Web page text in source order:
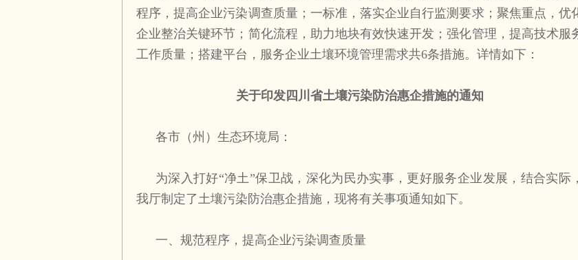
程序，提高企业污染调查质量；一标准，落实企业自行监测要求；聚焦重点，优
企业整治关键环节；简化流程，助力地块有效快速开发；强化管理，提高技术服
工作质量；搭建平台，服务企业土壤环境管理需求共6条措施。详情如下：
关于印发四川省土壤污染防治惠企措施的通知
各市（州）生态环境局：
为深入打好“净土”保卫战，深化为民办实事，更好服务企业发展，结合实际，
我厅制定了土壤污染防治惠企措施，现将有关事项通知如下。
一、规范程序，提高企业污染调查质量